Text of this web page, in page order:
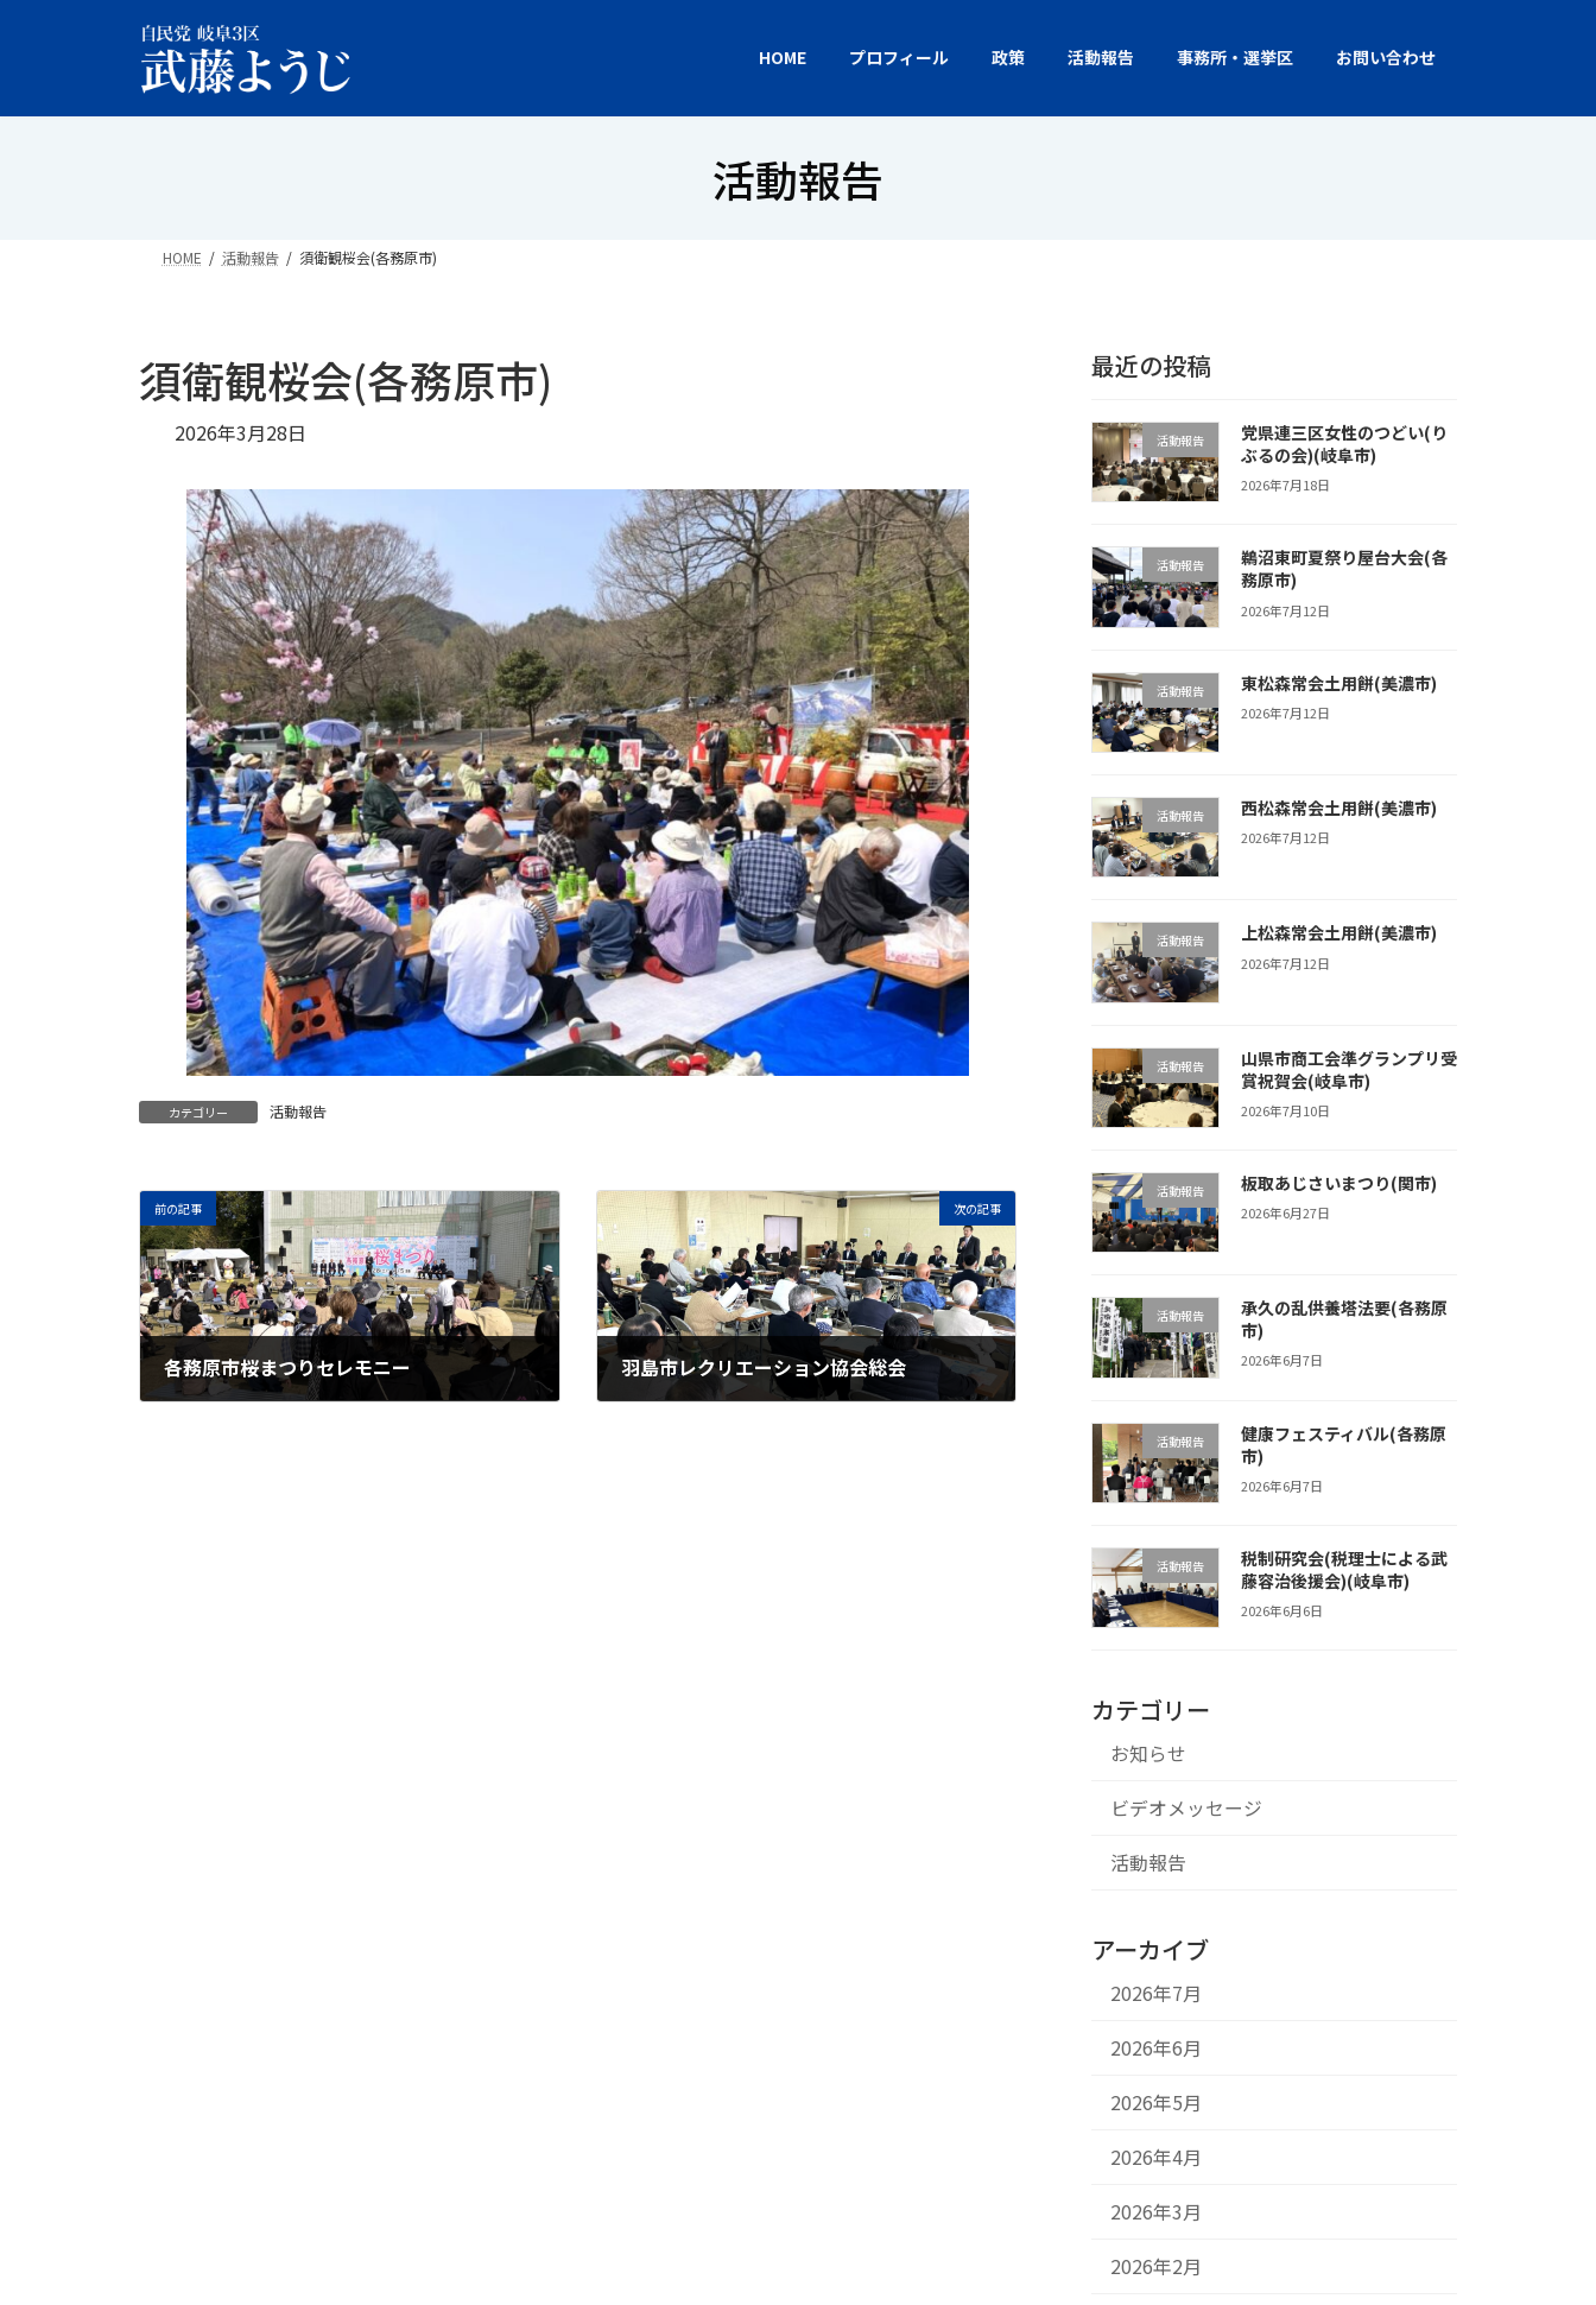
HOME プロフィール 政策 活動報告 事務所・選挙区 お問い合わせ
活動報告
HOME 活動報告 須衛観桜会(各務原市)
須衛観桜会(各務原市)
2026年3月28日
カテゴリー 活動報告
前の記事
各務原市桜まつりセレモニー
2026年3月28日
次の記事
羽島市レクリエーション協会総会
2026年3月28日
最近の投稿
活動報告
党県連三区女性のつどい(り
ぶるの会)(岐阜市)
2026年7月18日
活動報告
鵜沼東町夏祭り屋台大会(各
務原市)
2026年7月12日
活動報告 東松森常会土用餅(美濃市)
2026年7月12日
活動報告 西松森常会土用餅(美濃市)
2026年7月12日
活動報告 上松森常会土用餅(美濃市)
2026年7月12日
活動報告
山県市商工会準グランプリ受
賞祝賀会(岐阜市)
2026年7月10日
活動報告 板取あじさいまつり(関市)
2026年6月27日
活動報告
承久の乱供養塔法要(各務原
市)
2026年6月7日
活動報告
健康フェスティバル(各務原
市)
2026年6月7日
活動報告
税制研究会(税理士による武
藤容治後援会)(岐阜市)
2026年6月6日
カテゴリー
お知らせ
ビデオメッセージ
活動報告
アーカイブ
2026年7月
2026年6月
2026年5月
2026年4月
2026年3月
2026年2月